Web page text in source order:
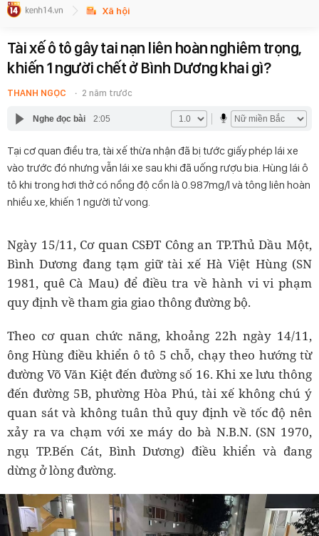
Xã hội
Tài xế ô tô gây tai nạn liên hoàn nghiêm trọng,
khiến 1 người chết ở Bình Dương khai gì?
THANH NGỌC 2 năm trước
Nghe đọc bài 2:05
Tại cơ quan điều tra, tài xế thừa nhận đã bị tước giấy phép lái xe
vào trước đó nhưng vẫn lái xe sau khi đã uống rượu bia. Hùng lái ô
tô khi trong hơi thở có nồng độ cồn là 0.987mg/l và tông liên hoàn
nhiều xe, khiến 1 người tử vong.
Ngày 15/11, Cơ quan CSĐT Công an TP.Thủ Dầu Một,
Bình Dương đang tạm giữ tài xế Hà Việt Hùng (SN
1981, quê Cà Mau) để điều tra về hành vi vi phạm
quy định về tham gia giao thông đường bộ.
Theo cơ quan chức năng, khoảng 22h ngày 14/11,
ông Hùng điều khiển ô tô 5 chỗ, chạy theo hướng từ
đường Võ Văn Kiệt đến đường số 16. Khi xe lưu thông
đến đường 5B, phường Hòa Phú, tài xế không chú ý
quan sát và không tuân thủ quy định về tốc độ nên
xảy ra va chạm với xe máy do bà N.B.N. (SN 1970,
ngụ TP.Bến Cát, Bình Dương) điều khiển và đang
dừng ở lòng đường.